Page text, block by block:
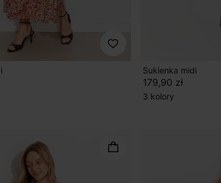
Sukienka midi
179,90 zł
3 kolory